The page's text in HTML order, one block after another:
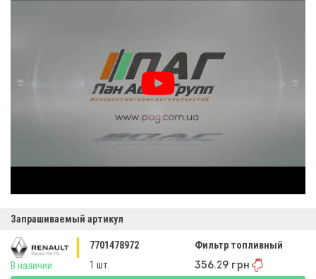
Запрашиваемый артикул
7701478972
Фильтр топливный
В наличии
1 шт. 356.29 грн